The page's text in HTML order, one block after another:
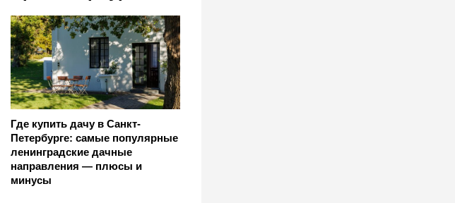
Где купить дачу в Санкт-
Петербурге: самые популярные
ленинградские дачные
направления — плюсы и
минусы